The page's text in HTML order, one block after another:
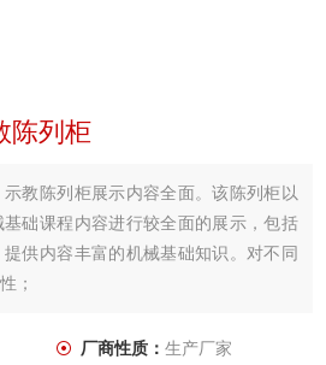
陈列柜
示教陈列柜展示内容全面。该陈列柜以
础课程内容进行较全面的展示，包括
供内容丰富的机械基础知识。对不同
；
厂商性质： 生产厂家